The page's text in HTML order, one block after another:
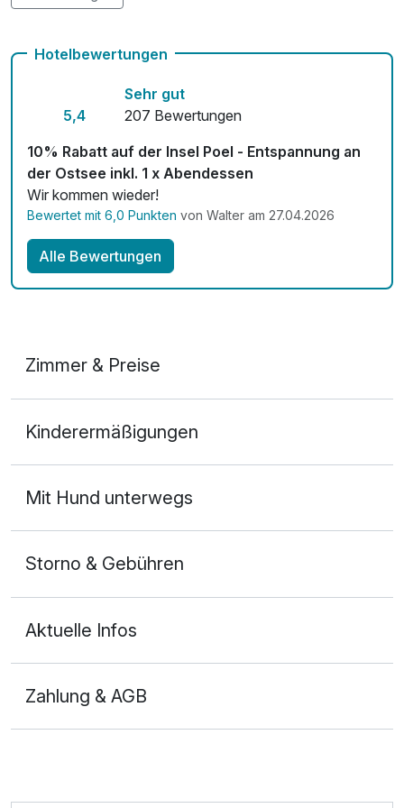
Knabberteller
Saunanutzung
Zwischenreinigung Apartment 15,00 €
pro Stück
Hotelbewertungen
5,4
Sehr gut
207 Bewertungen
10% Rabatt auf der Insel Poel - Entspannung an
der Ostsee inkl. 1 x Abendessen
Wir kommen wieder!
Bewertet mit 6,0 Punkten von Walter am 27.04.2026
Alle Bewertungen
Zimmer & Preise
2 Erwachsene
Für 4 Tage p.P. ab255,00 €
Kinderermäßigungen
Mit Hund unterwegs
Storno & Gebühren
Aktuelle Infos
Zahlung & AGB